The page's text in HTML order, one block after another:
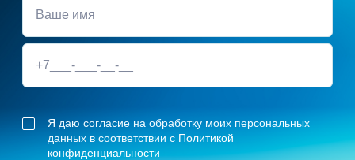
Я даю согласие на обработку моих персональных
данных в соответствии с Политикой
конфиденциальности